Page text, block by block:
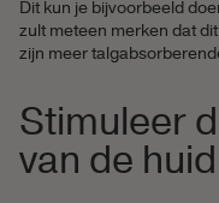
Dit kun je bijvoorbeeld
zult meteen merken dat
zijn meer
Stimuleer
van de huid